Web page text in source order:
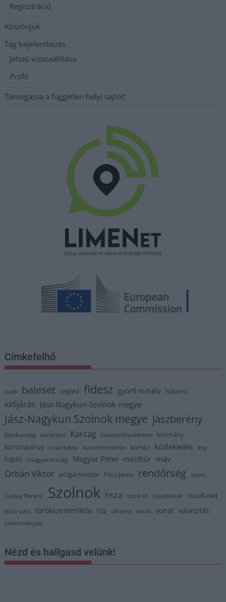
Regisztráció
Köszönjük
Tag bejelentkezés
Jelszó visszaállítása
Profil
Támogassa a független helyi sajtót!
Címkefelhő
autó baleset cegléd fidesz györfi mihály háború
időjárás Jász-Nagykun-Szolnok megye
Jász-Nagykun Szolnok megye Jászberény
Jászkunság karambol Karcag katasztrófavédelem kormány
koronavírus kosárlabda kunszentmárton kórház közlekedés lmp
lopás magyarország Magyar Péter mezőtúr máv
Orbán Viktor polgármester Pócs János rendőrség sport
Szalay Ferenc Szolnok tisza tisza-tó tiszaföldvár tiszafüred
tisza part törökszentmiklós tűz ukrajna vasút vonat választás
önkormányzat
Nézd és hallgasd velünk!